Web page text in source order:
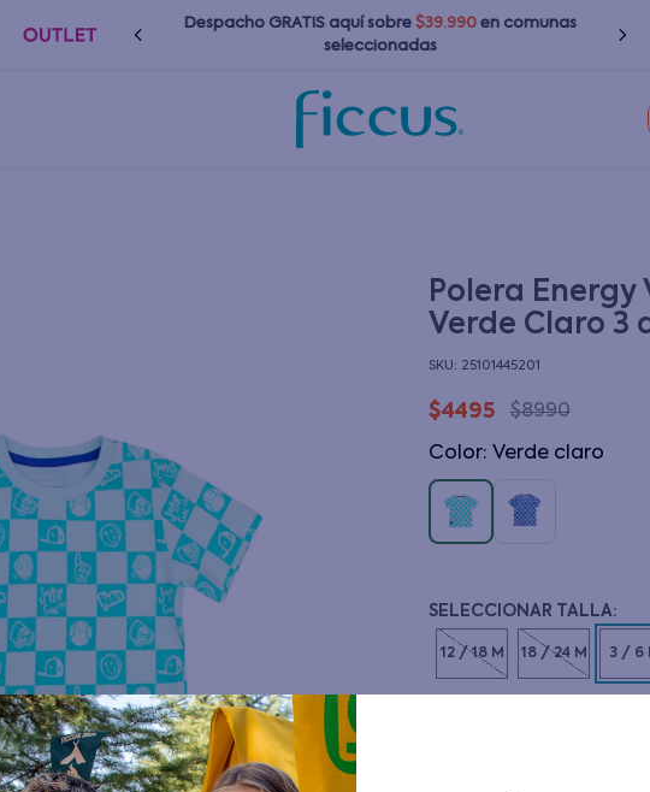
Despacho GRATIS aquísobre $39.990en comunas
seleccionadas
Polera Energy
Verde Claro 3
: 25101445201
$4495 $8990
Color: verde claro
12 / 18 M 18 / 24 M 3 / 6
8. impermeable
9. poleras
10. pijama